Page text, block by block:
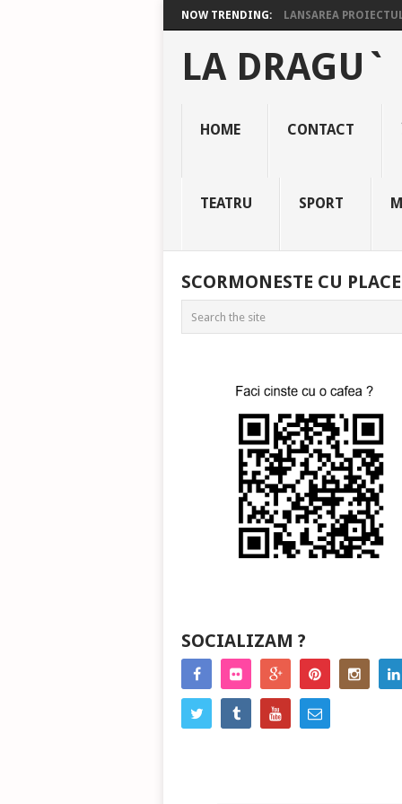
NOW TRENDING: LANSAREA
LA DRAGU`
HOME CONTACT
TEATRU SPORT
SCORMONESTE CU
SOCIALIZAM ?